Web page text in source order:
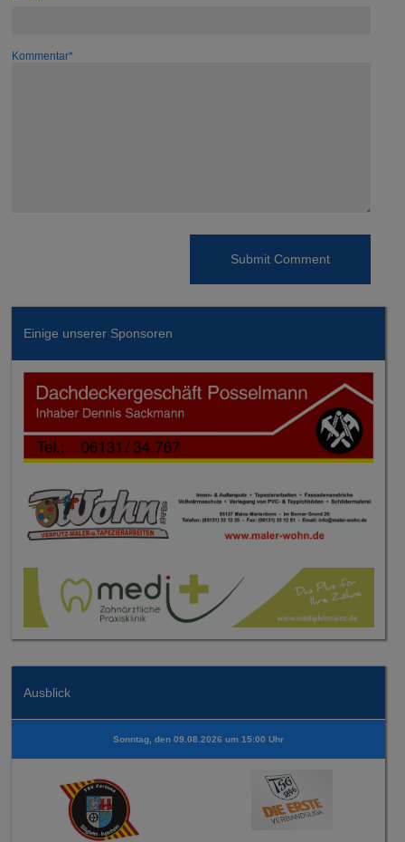
Kommentar*
Einige unserer Sponsoren
Ausblick
Sonntag, den 09.08.2026 um 15:00 Uhr